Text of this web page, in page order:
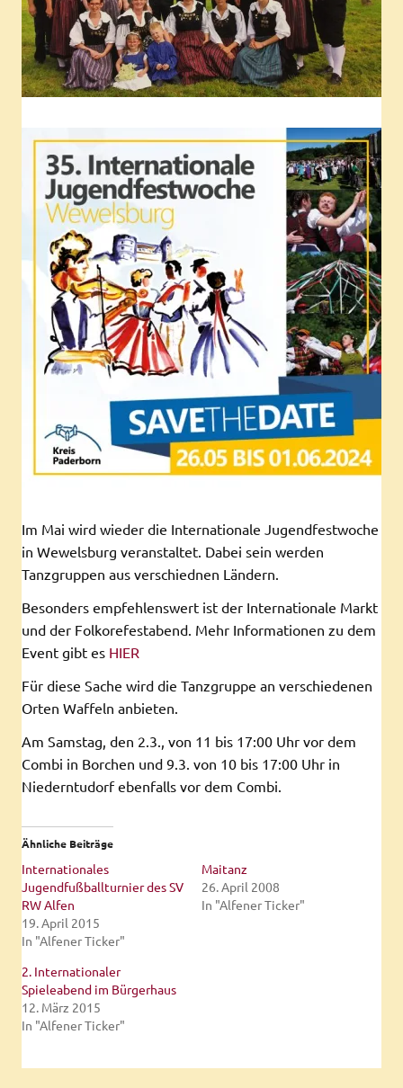
Im Mai wird wieder die Internationale Jugendfestwoche
in Wewelsburg veranstaltet. Dabei sein werden
Tanzgruppen aus verschiednen Ländern.
Besonders empfehlenswert ist der Internationale Markt
und der Folkorefestabend. Mehr Informationen zu dem
Event gibt es HIER
Für diese Sache wird die Tanzgruppe an verschiedenen
Orten Waffeln anbieten.
Am Samstag, den 2.3., von 11 bis 17:00 Uhr vor dem
Combi in Borchen und 9.3. von 10 bis 17:00 Uhr in
Niederntudorf ebenfalls vor dem Combi.
Ähnliche Beiträge
Internationales
Jugendfußballturnier des SV
RW Alfen
19. April 2015
In "Alfener Ticker"
Maitanz
26. April 2008
In "Alfener Ticker"
2. Internationaler
Spieleabend im Bürgerhaus
12. März 2015
In "Alfener Ticker"